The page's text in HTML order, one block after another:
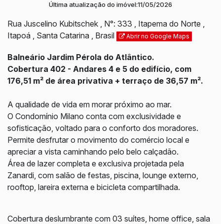
Última atualização do imóvel:11/05/2026
Rua Juscelino Kubitschek , N°: 333 , Itapema do Norte ,
Itapoá , Santa Catarina , Brasil Abrir no Google Maps
Balneário Jardim Pérola do Atlântico.
Cobertura 402 - Andares 4 e 5 do edifício, com
176,51 m² de área privativa + terraço de 36,57 m².
A qualidade de vida em morar próximo ao mar.
O Condomínio Milano conta com exclusividade e
sofisticação, voltado para o conforto dos moradores.
Permite desfrutar o movimento do comércio local e
apreciar a vista caminhando pelo belo calçadão.
Área de lazer completa e exclusiva projetada pela
Zanardi, com salão de festas, piscina, lounge externo,
rooftop, lareira externa e bicicleta compartilhada.
Cobertura deslumbrante com 03 suítes, home office, sala